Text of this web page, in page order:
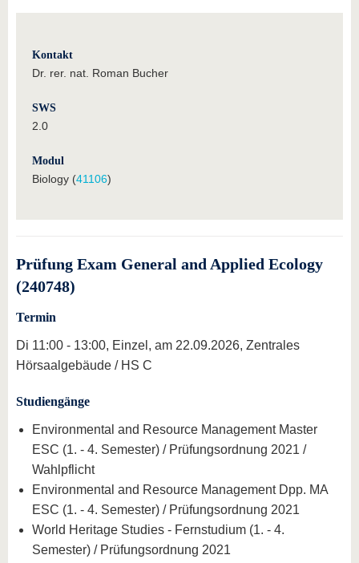
Kontakt
Dr. rer. nat. Roman Bucher
SWS
2.0
Modul
Biology (41106)
Prüfung Exam General and Applied Ecology
(240748)
Termin
Di 11:00 - 13:00, Einzel, am 22.09.2026, Zentrales
Hörsaalgebäude / HS C
Studiengänge
Environmental and Resource Management Master
ESC (1. - 4. Semester) / Prüfungsordnung 2021 /
Wahlpflicht
Environmental and Resource Management Dpp. MA
ESC (1. - 4. Semester) / Prüfungsordnung 2021
World Heritage Studies - Fernstudium (1. - 4.
Semester) / Prüfungsordnung 2021